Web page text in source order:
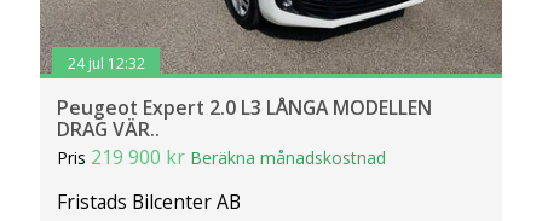
24 jul 12:32
Peugeot Expert 2.0 L3 LÅNGA MODELLEN
DRAG VÄR..
Pris 219 900 kr Beräkna månadskostnad
Fristads Bilcenter AB